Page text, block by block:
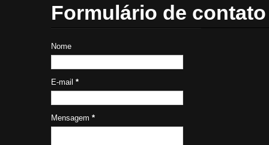
Formulário de contato
Nome
E-mail *
Mensagem *